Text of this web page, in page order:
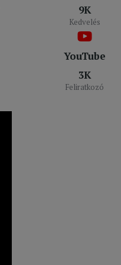
9K
Kedvelés
YouTube
3K
Feliratkozó